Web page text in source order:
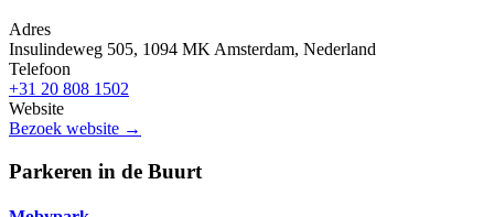
Adres
Insulindeweg 505, 1094 MK Amsterdam, Nederland
Telefoon
+31 20 808 1502
Website
Bezoek website →
Parkeren in de Buurt